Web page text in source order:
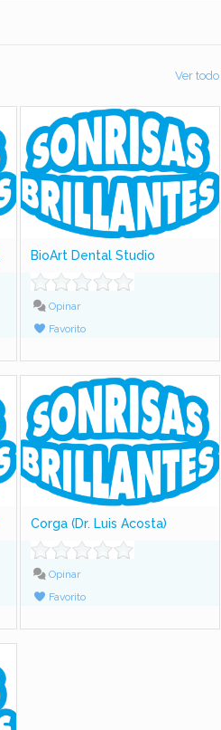
Ver todo
BioArt Dental Studio
Opinar
Favorito
Corga (Dr. Luis Acosta)
Opinar
Favorito